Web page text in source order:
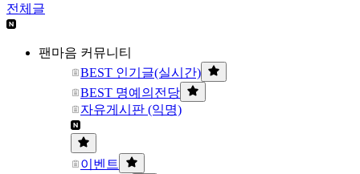
전체글
팬마음 커뮤니티
BEST 인기글(실시간)
BEST 명예의전당
자유게시판 (익명)
이벤트